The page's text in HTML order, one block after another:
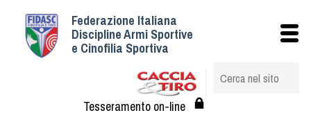
Federazione Italiana
Discipline Armi Sportive
e Cinofilia Sportiva
Tesseramento on-line
Istituzionale
Struttura
Albo Veterinari federali